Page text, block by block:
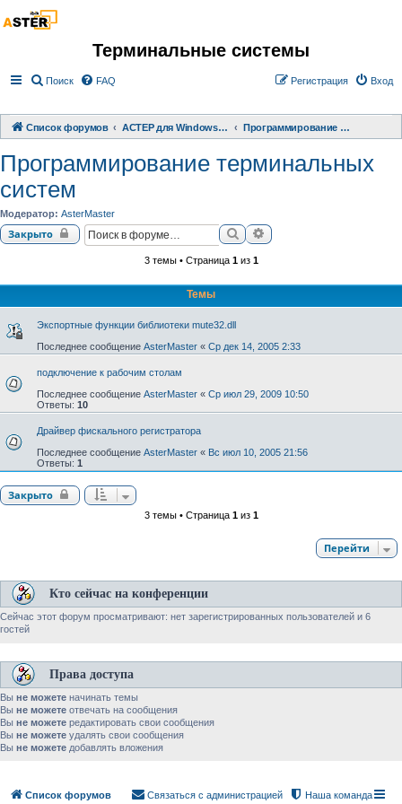
Терминальные системы
Поиск FAQ Вход
Регистрация
Список форумов АСТЕР для Windows 2000/XP/ 7/ 8/ 10 Программирование терминальных систем
Программирование терминальных
систем
Модератор: AsterMaster
Закрыто ПоискРасширенный поиск
3 темы • Страница 1из 1
Темы
Экспортные функции библиотеки mute32.dll
Последнее сообщение AsterMaster « Ср дек 14, 2005 2:33
подключение к рабочим столам
Последнее сообщение AsterMaster « Ср июл 29, 2009 10:50
Ответы: 10
Драйвер фискального регистратора
Последнее сообщение AsterMaster « Вс июл 10, 2005 21:56
Ответы: 1
Закрыто
3 темы • Страница 1из 1
Перейти
Кто сейчас на конференции
Сейчас этот форум просматривают: нет зарегистрированных пользователей и 6
гостей
Права доступа
Вы не можете начинать темы
Вы не можете отвечать на сообщения
Вы не можете редактировать свои сообщения
Вы не можете удалять свои сообщения
Вы не можете добавлять вложения
Список форумов Наша команда
Связаться с администрацией